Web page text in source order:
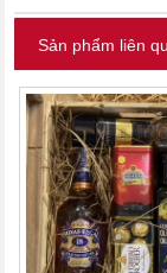
Sản phẩm liên